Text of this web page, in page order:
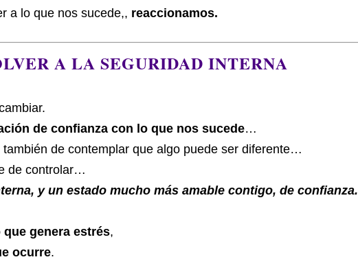
a lo que nos sucede,, reaccionamos.
A LA SEGURIDAD INTERNA
de confianza con lo que nos sucede…
de contemplar que algo puede ser diferente…
de controlar…
y un estado mucho más amable contigo, de confianza.
genera estrés,
ocurre.